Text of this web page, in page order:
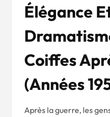
Élégance
Coiffes
(Années
Après la guerre, les